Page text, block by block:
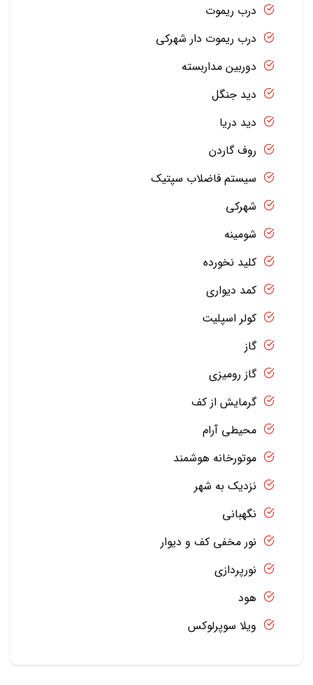
درب ریموت
درب ریموت دار شهرکی
دوربین مداربسته
دید جنگل
دید دریا
روف گاردن
سیستم فاضلاب سپتیک
شهرکی
شومینه
کلید نخورده
کمد دیواری
کولر اسپلیت
گاز
گاز رومیزی
گرمایش از کف
محیطی آرام
موتورخانه هوشمند
نزدیک به شهر
نگهبانی
نور مخفی کف و دیوار
نورپردازی
هود
ویلا سوپرلوکس